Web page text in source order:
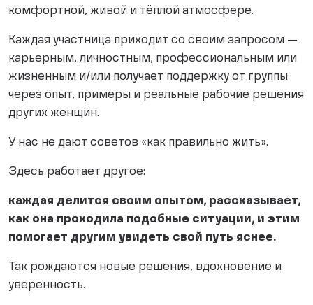
комфортной, живой и тёплой атмосфере.
Каждая участница приходит со своим запросом —
карьерным, личностным, профессиональным или
жизненным и/или получает поддержку от группы
через опыт, примеры и реальные рабочие решения
других женщин.
У нас не дают советов «как правильно жить».
Здесь работает другое:
каждая делится своим опытом, рассказывает,
как она проходила подобные ситуации, и этим
помогает другим увидеть свой путь яснее.
Так рождаются новые решения, вдохновение и
уверенность.